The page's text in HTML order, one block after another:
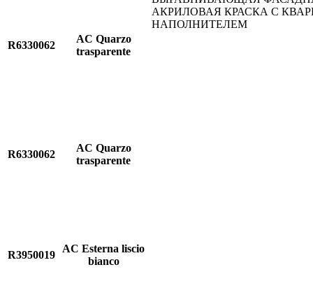
АКРИЛОВАЯ КРАСКА С
НАПОЛНИТЕЛЕМ
R6330062
AC Quarzo
trasparente
R6330062
AC Quarzo
trasparente
R3950019
AC Esterna liscio
bianco